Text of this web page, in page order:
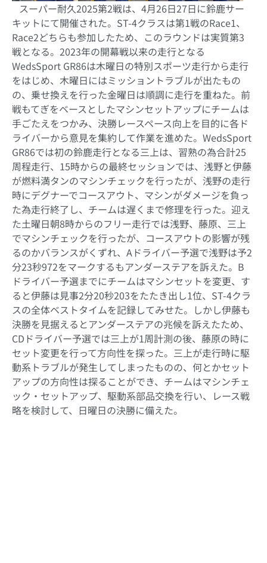
スーパー耐久2025第2戦は、 4月26日27日に鈴鹿サー
キットにて開催された。 ST-4クラスは第1戦のRace1、
Race2どちらも参加したため、このラウンドは実質第3
戦となる。 2023年の開幕戦以来の走行となる
WedsSport GR86は木曜日の特別スポーツ走行から走行
をはじめ、木曜日にはミッショントラブルが出たもの
の、乗せ換えを行った金曜日は順調に走行を重ねた。前
戦もてぎをベースとしたマシンセットアップにチームは
手ごたえをつかみ、決勝レースペース向上を目的に各ド
ライバーから意見を集約して作業を進めた。 WedsSport
GR86では初の鈴鹿走行となる三上は、習熟の為合計25
周程走行、 15時からの最終セッションでは、浅野と伊藤
が燃料満タンのマシンチェックを行ったが、浅野の走行
時にデグナーでコースアウト、マシンがダメージを負っ
た為走行終了し、チームは遅くまで修理を行った。迎え
た土曜日朝8時からのフリー走行では浅野、藤原、三上
でマシンチェックを行ったが、コースアウトの影響が残
るのかバランスがくずれ、 Aドライバー予選で浅野は予2
分23秒972をマークするもアンダーステアを訴えた。 B
ドライバー予選までにチームはマシンセットを変更、す
ると伊藤は見事2分20秒203をたたき出し1位、 ST-4クラ
スの全体ベストタイムを記録してみせた。しかし伊藤も
決勝を見据えるとアンダーステアの兆候を訴えたため、
CD ドライバー予選では三上が1周計測の後、藤原の時に
セット変更を行って方向性を探った。三上が走行時に駆
動系トラブルが発生してしまったものの、何とかセット
アップの方向性は探ることができ、チームはマシンチェ
ック・セットアップ、駆動系部品交換を行い、レース戦
略を検討して、日曜日の決勝に備えた。